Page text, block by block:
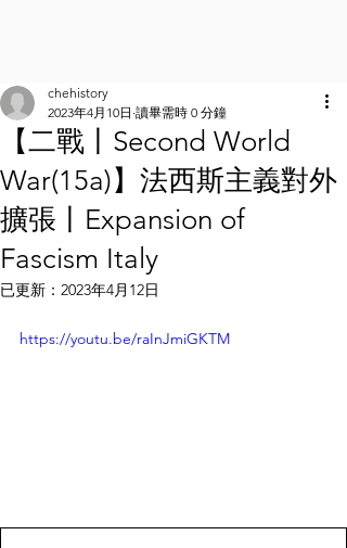
【二戰丨Second World
War(15a)】法西斯主義對外
擴張丨Expansion of
Fascism Italy
chehistory
2023年4月10日 讀畢需時 0 分鐘
已更新： 2023年4月12日
https://youtu.be/raInJmiGKTM